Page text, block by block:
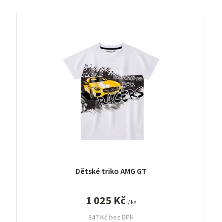
Dětské triko AMG GT
847 Kč bez DPH
1 025 Kč / ks